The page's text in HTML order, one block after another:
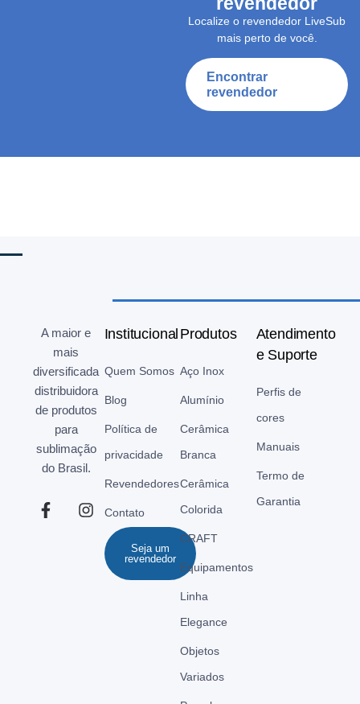
Localize o revendedor LiveSub
mais perto de você.
Encontrar
revendedor
A maior e
mais
diversificada
distribuidora
de produtos
para
sublimação
do Brasil.
Institucional
Quem Somos
Blog
Política de
privacidade
Revendedores
Contato
Seja um
revendedor
Produtos
Aço Inox
Alumínio
Cerâmica
Branca
Cerâmica
Colorida
CRAFT
Equipamentos
Linha
Elegance
Objetos
Variados
Atendimento
e Suporte
Perfis de
cores
Manuais
Termo de
Garantia